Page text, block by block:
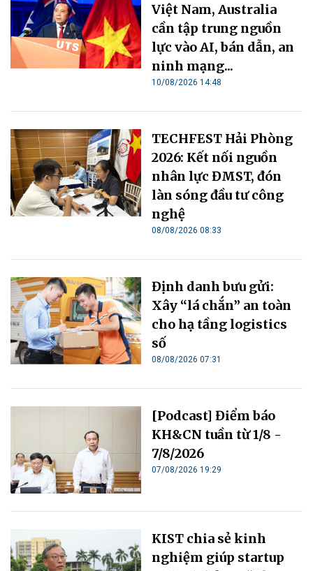
Việt Nam, Australia
cần tập trung nguồn
lực vào AI, bán dẫn, an
ninh mạng...
10/08/2026 14:48
TECHFEST Hải Phòng
2026: Kết nối nguồn
nhân lực ĐMST, đón
làn sóng đầu tư công
nghệ
08/08/2026 08:33
Định danh bưu gửi:
Xây “lá chắn” an toàn
cho hạ tầng logistics
số
08/08/2026 07:31
[Podcast] Điểm báo
KH&CN tuần từ 1/8 -
7/8/2026
07/08/2026 19:29
KIST chia sẻ kinh
nghiệm giúp startup